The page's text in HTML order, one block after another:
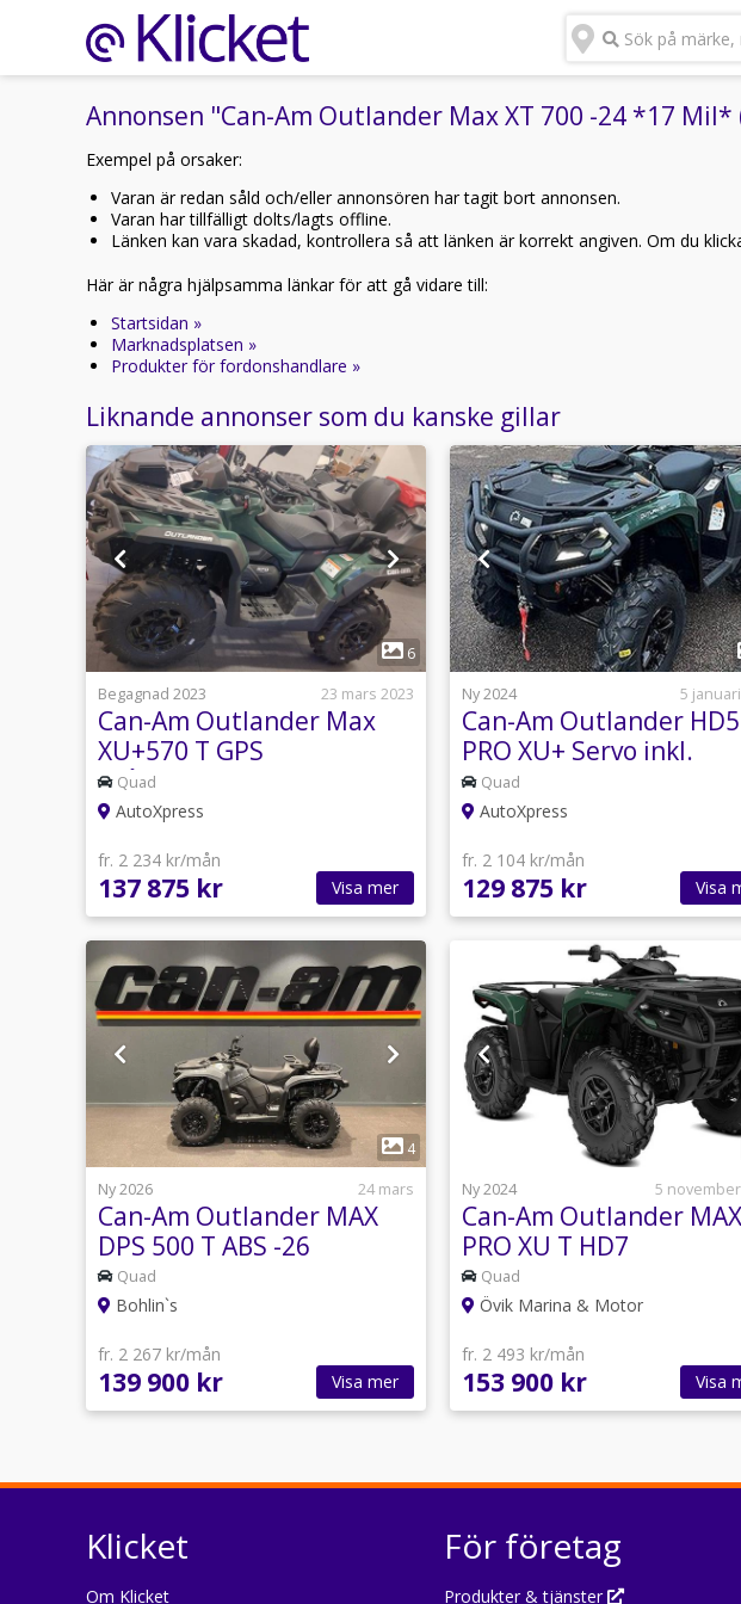
Sök på
Annonsen "Can-Am Outlander Max XT 700 -24 *17
Exempel på orsaker:
Varan är redan såld och/eller annonsören har tagit bort annonsen.
Varan har tillfälligt dolts/lagts offline.
Länken kan vara skadad, kontrollera så att länken är korrekt angiven. Om du
Här är några hjälpsamma länkar för att gå vidare till:
Startsidan »
Marknadsplatsen »
Produkter för fordonshandlare »
Liknande annonser som du kanske gillar
1
6
Begagnad 2023
23 mars 2023
Can-Am Outlander Max
XU+570 T GPS
spårsändare
Quad
AutoXpress
fr. 2 234 kr/mån
137 875 kr Visa mer
1
Ny 2024
5
Can-Am Outlander HD5
PRO XU+ Servo inkl.
10.000:- rabatt
Quad
AutoXpress
fr. 2 104 kr/mån
129 875 kr Visa
1
4
Ny 2026
24 mars
Can-Am Outlander MAX
DPS 500 T ABS -26
Quad
Bohlin`s
fr. 2 267 kr/mån
139 900 kr Visa mer
1
Ny 2024
5
Can-Am Outlander MAX
PRO XU T HD7
Quad
Övik Marina & Motor
fr. 2 493 kr/mån
153 900 kr Visa
Klicket
Om Klicket
För företag
Produkter & tjänster